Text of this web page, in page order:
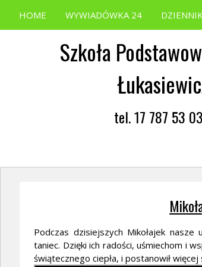
HOME WYWIADÓWKA 24
Szkoła
tel. 17 787 53
Podczas dzisiejszych Mikołajek
taniec. Dzięki ich radości, uśmiechom i
świątecznego ciepła, i postanowił więcej